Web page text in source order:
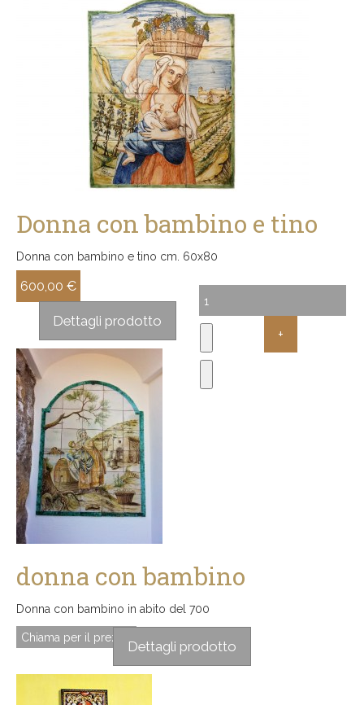
Donna con bambino e tino
Donna con bambino e tino cm. 60x80
600,00 €
Dettagli prodotto
donna con bambino
Donna con bambino in abito del 700
Chiama per il prezzo
Dettagli prodotto